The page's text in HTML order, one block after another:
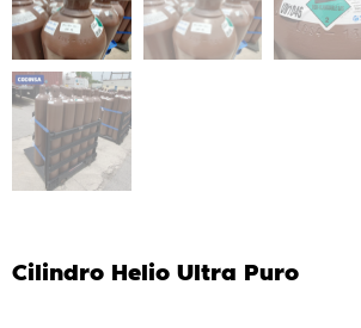
Cilindro Helio Ultra Puro